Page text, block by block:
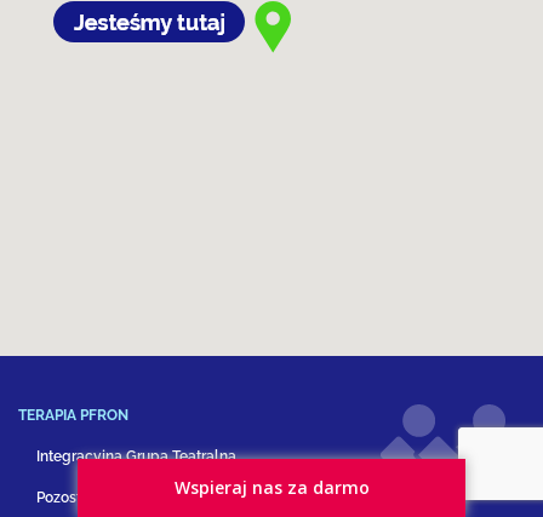
TERAPIA PFRON
Integracyjna Grupa Teatralna
Pozostałe formy terapiiWspieraj nas za darmo